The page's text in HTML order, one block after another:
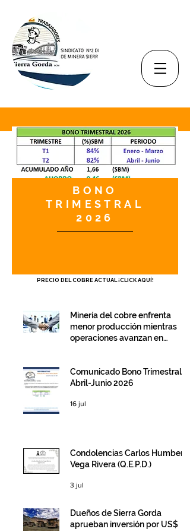
BONO
TRIMESTRAL
2026
PRECIO DEL COBRE ACTUAL ¡CLICK AQUÍ!
Minería del cobre enfrenta
menor producción mientras
operaciones avanzan en
Comunicado Bono Trimestral
Abril-Junio 2026
16 jul
Condolencias Carlos Humberto
Vega Rivera (Q.E.P.D.)
3 jul
Dueños de Sierra Gorda
aprueban inversión por US$